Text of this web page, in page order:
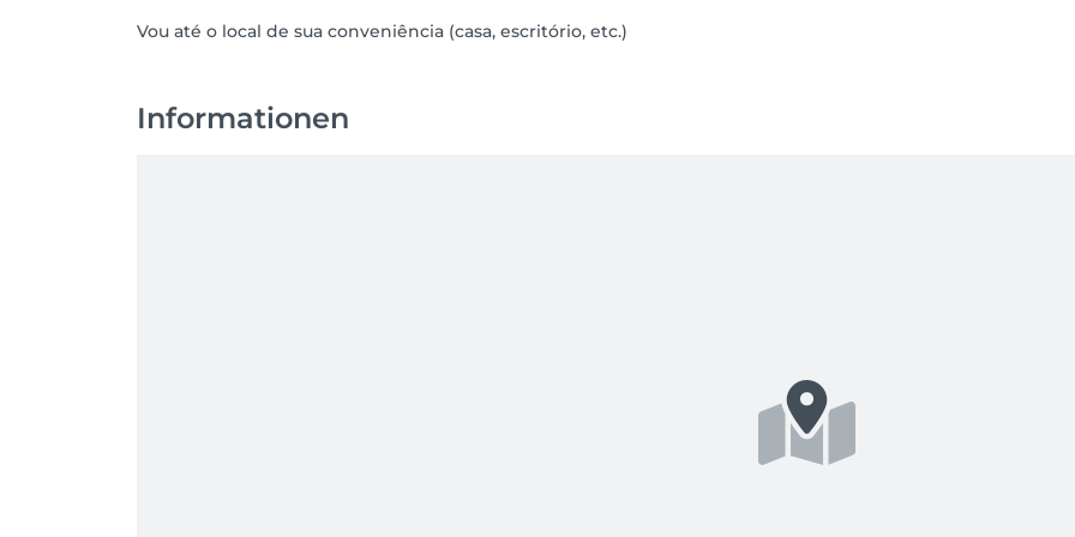
Meu papel? Ser um espelho para a sua energia. Assim, juntos, podemos:
✨ Eliminar bloqueios, assim como abrimos as persianas para deixar a luz da manhã entrar.
Pronto para deixar sua luz interior guiar este momento? 🌟
Vou até o local de sua conveniência (casa, escritório, etc.)
Informationen